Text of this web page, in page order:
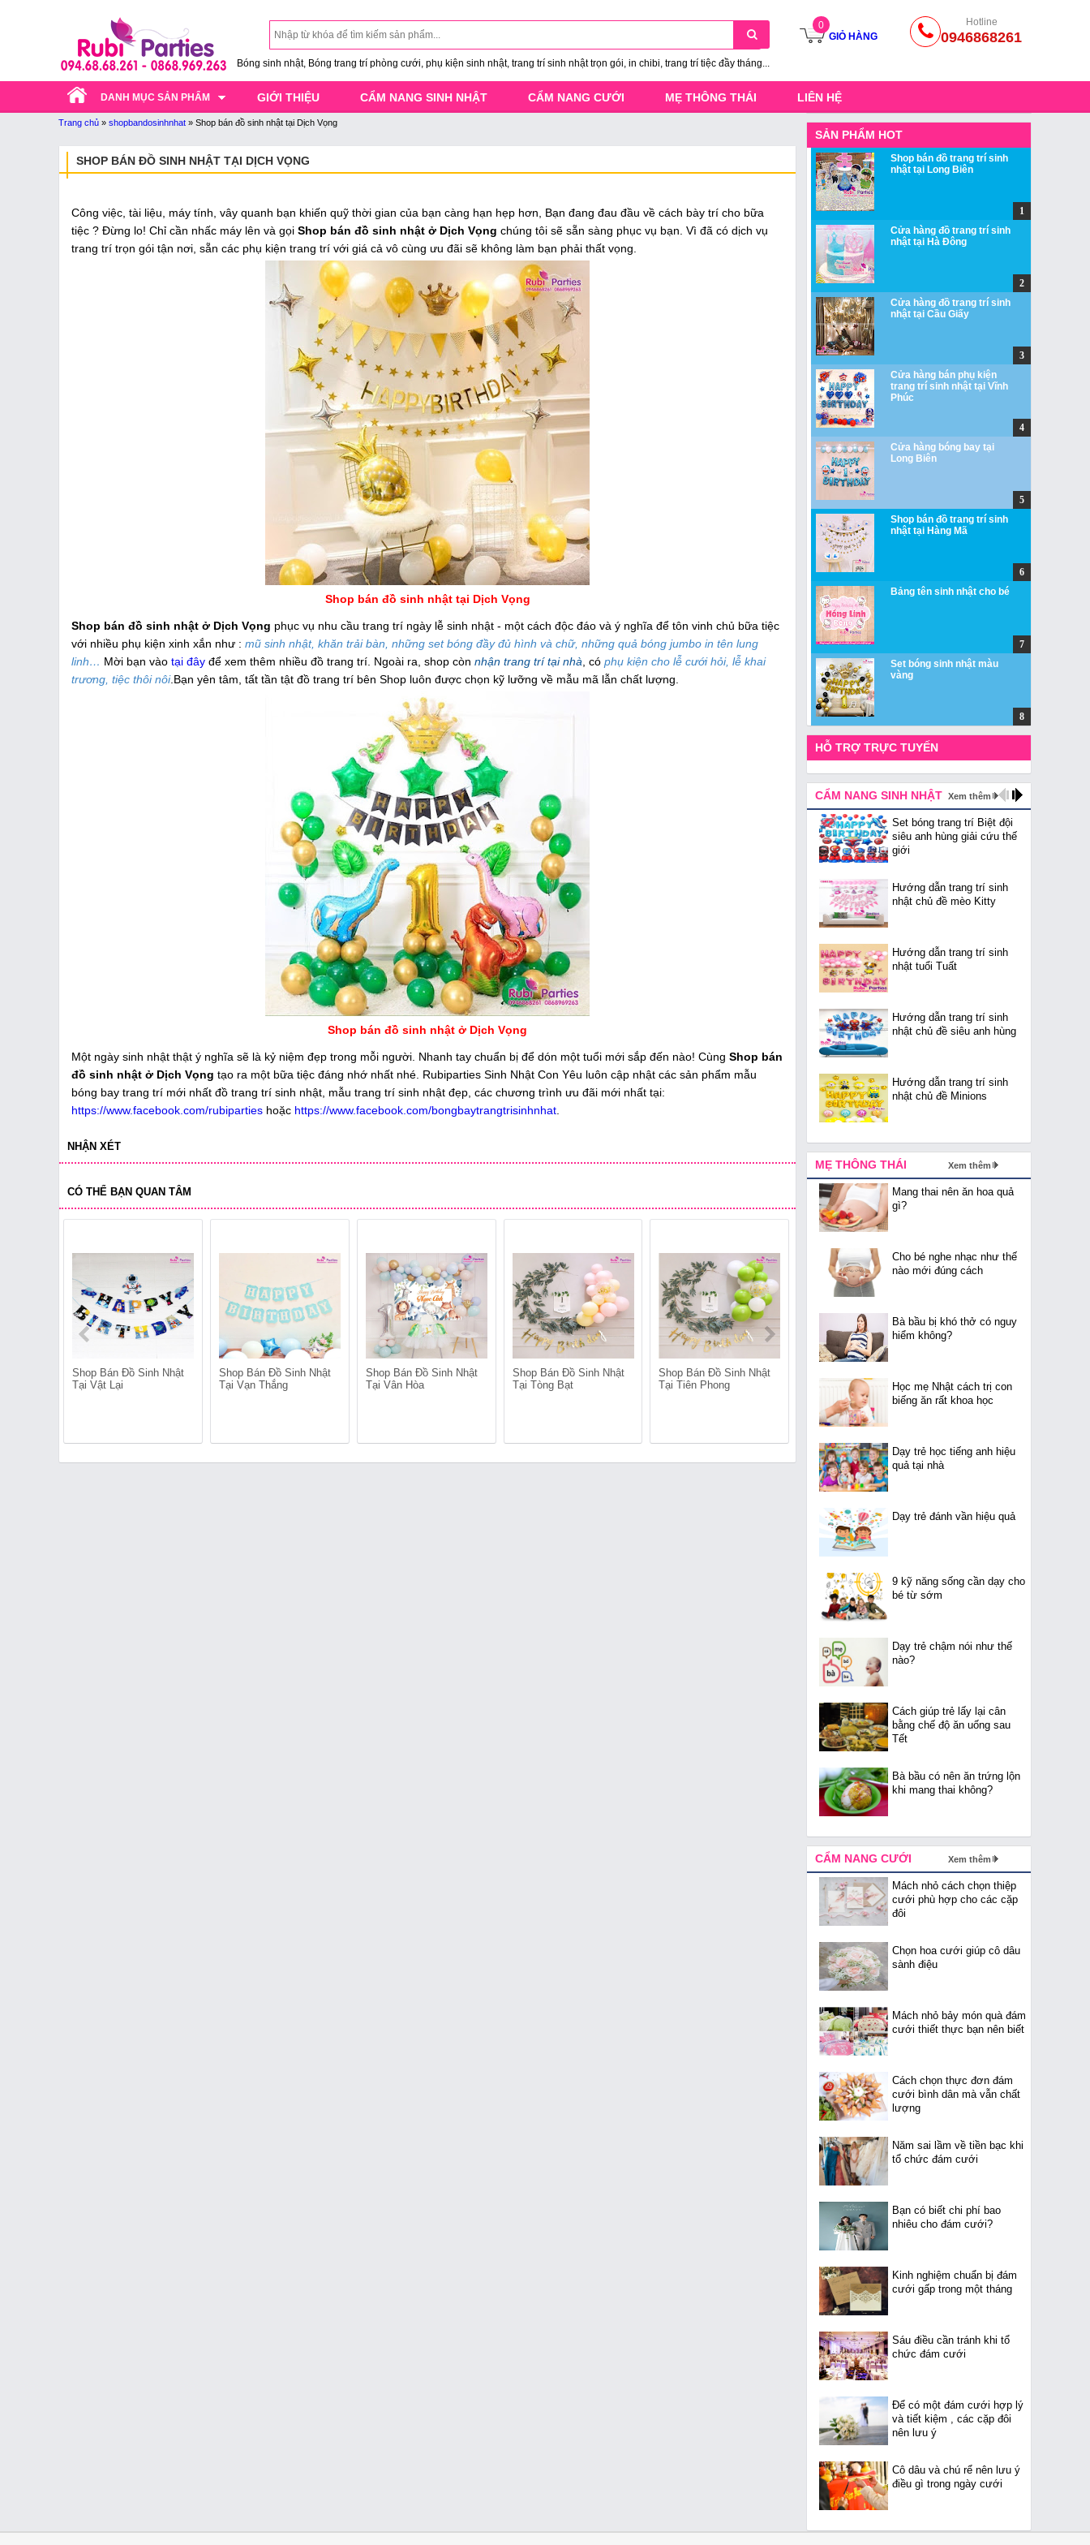
Bóng sinh nhật, Bóng trang trí phòng cưới, phụ kiện sinh nhật, trang trí sinh nhật trọn gói, in chibi, trang trí tiệc đầy tháng...
0
GIỎ HÀNG
Hotline
0946868261
DANH MỤC SẢN PHẨM GIỚI THIỆU CẨM NANG SINH NHẬT CẨM NANG CƯỚI MẸ THÔNG THÁI LIÊN HỆ
Trang chủ » shopbandosinhnhat » Shop bán đồ sinh nhật tại Dịch Vọng
SHOP BÁN ĐỒ SINH NHẬT TẠI DỊCH VỌNG
Công việc, tài liệu, máy tính, vây quanh bạn khiến quỹ thời gian của bạn càng hạn hẹp hơn, Bạn đang đau đầu về cách bày trí cho bữa
tiệc ? Đừng lo! Chỉ cần nhấc máy lên và gọi Shop bán đồ sinh nhật ở Dịch Vọng chúng tôi sẽ sẵn sàng phục vụ bạn. Vì đã có dịch vụ
trang trí trọn gói tận nơi, sẵn các phụ kiện trang trí với giá cả vô cùng ưu đãi sẽ không làm bạn phải thất vọng.
Shop bán đồ sinh nhật tại Dịch Vọng
Shop bán đồ sinh nhật ở Dịch Vọng phục vụ nhu cầu trang trí ngày lễ sinh nhật - một cách độc đáo và ý nghĩa để tôn vinh chủ bữa tiệc
với nhiều phụ kiện xinh xắn như : mũ sinh nhật, khăn trải bàn, những set bóng đầy đủ hình và chữ, những quả bóng jumbo in tên lung
linh… Mời bạn vào tại đây để xem thêm nhiều đồ trang trí. Ngoài ra, shop còn nhận trang trí tại nhà , có phụ kiện cho lễ cưới hỏi, lễ khai
trương, tiệc thôi nôi.Bạn yên tâm, tất tần tật đồ trang trí bên Shop luôn được chọn kỹ lưỡng về mẫu mã lẫn chất lượng.
Shop bán đồ sinh nhật ở Dịch Vọng
Một ngày sinh nhật thật ý nghĩa sẽ là kỷ niệm đẹp trong mỗi người. Nhanh tay chuẩn bị để dón một tuổi mới sắp đến nào! Cùng Shop bán
đồ sinh nhật ở Dịch Vọng tạo ra một bữa tiệc đáng nhớ nhất nhé. Rubiparties Sinh Nhật Con Yêu luôn cập nhật các sản phẩm mẫu
bóng bay trang trí mới nhất đồ trang trí sinh nhật, mẫu trang trí sinh nhật đẹp, các chương trình ưu đãi mới nhất tại:
https://www.facebook.com/rubiparties hoặc https://www.facebook.com/bongbaytrangtrisinhnhat
NHẬN XÉT
CÓ THỂ BẠN QUAN TÂM
Shop Bán Đồ Sinh Nhật
Tại Vật Lại
Shop Bán Đồ Sinh Nhật
Tại Vạn Thắng
Shop Bán Đồ Sinh Nhật
Tại Vân Hòa
Shop Bán Đồ Sinh Nhật
Tại Tòng Bạt
Shop Bán Đồ Sinh Nhật
Tại Tiên Phong
Tại Thuần Mỹ
Tại Thái Hòa
SẢN PHẨM HOT
Shop bán đồ trang trí sinh
nhật tại Long Biên
Cửa hàng đồ trang trí sinh
nhật tại Hà Đông
Cửa hàng đồ trang trí sinh
nhật tại Cầu Giấy
Cửa hàng bán phụ kiện
trang trí sinh nhật tại Vĩnh
Phúc
Cửa hàng bóng bay tại
Long Biên
Shop bán đồ trang trí sinh
nhật tại Hàng Mã
Bảng tên sinh nhật cho bé
Set bóng sinh nhật màu
vàng
HỖ TRỢ TRỰC TUYẾN
CẨM NANG SINH NHẬT Xem thêm
Set bóng trang trí Biệt đội
siêu anh hùng giải cứu thế
giới
Hướng dẫn trang trí sinh
nhật chủ đề mèo Kitty
Hướng dẫn trang trí sinh
nhật tuổi Tuất
Hướng dẫn trang trí sinh
nhật chủ đề siêu anh hùng
Hướng dẫn trang trí sinh
nhật chủ đề Minions
MẸ THÔNG THÁI Xem thêm
Mang thai nên ăn hoa quả
gì?
Cho bé nghe nhạc như thế
nào mới đúng cách
Bà bầu bị khó thở có nguy
hiểm không?
Học mẹ Nhật cách trị con
biếng ăn rất khoa học
Dạy trẻ học tiếng anh hiệu
quả tại nhà
Dạy trẻ đánh vần hiệu quả
9 kỹ năng sống cần dạy cho
bé từ sớm
Dạy trẻ chậm nói như thế
nào?
Cách giúp trẻ lấy lại cân
bằng chế độ ăn uống sau
Tết
Bà bầu có nên ăn trứng lộn
khi mang thai không?
CẨM NANG CƯỚI Xem thêm
Mách nhỏ cách chọn thiệp
cưới phù hợp cho các cặp
đôi
Chọn hoa cưới giúp cô dâu
sành điệu
Mách nhỏ bảy món quà đám
cưới thiết thực bạn nên biết
Cách chọn thực đơn đám
cưới bình dân mà vẫn chất
lượng
Năm sai lầm về tiền bạc khi
tổ chức đám cưới
Bạn có biết chi phí bao
nhiêu cho đám cưới?
Kinh nghiệm chuẩn bị đám
cưới gấp trong một tháng
Sáu điều cần tránh khi tổ
chức đám cưới
Để có một đám cưới hợp lý
và tiết kiệm , các cặp đôi
nên lưu ý
Cô dâu và chú rể nên lưu ý
điều gì trong ngày cưới